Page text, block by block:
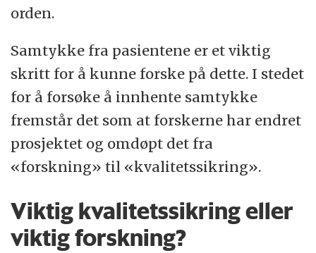
orden.
Samtykke fra pasientene er et viktig
skritt for å kunne forske på dette. I stedet
for å forsøke å innhente samtykke
fremstår det som at forskerne har endret
prosjektet og omdøpt det fra
«forskning» til «kvalitetssikring».
Viktig kvalitetssikring eller
viktig forskning?